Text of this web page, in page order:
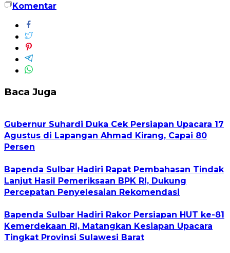
Komentar
Baca Juga
Gubernur Suhardi Duka Cek Persiapan Upacara 17
Agustus di Lapangan Ahmad Kirang, Capai 80
Persen
Bapenda Sulbar Hadiri Rapat Pembahasan Tindak
Lanjut Hasil Pemeriksaan BPK RI, Dukung
Percepatan Penyelesaian Rekomendasi
Bapenda Sulbar Hadiri Rakor Persiapan HUT ke-81
Kemerdekaan RI, Matangkan Kesiapan Upacara
Tingkat Provinsi Sulawesi Barat